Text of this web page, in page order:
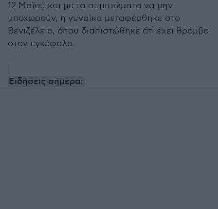
12 Μαϊού και με τα συμπτώματα να μην
υποχωρούν, η γυναίκα μεταφέρθηκε στο
Βενιζέλειο, όπου διαπιστώθηκε ότι έχει θρόμβο
στον εγκέφαλο.
Ειδήσεις σήμερα: